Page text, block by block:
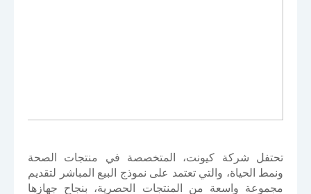
تحتفل شركة كيونت، المتخصصة في منتجات الصحة
ونمط الحياة، والتي تعتمد على نموذج البيع المباشر لتقديم
مجموعة واسعة من المنتجات الحصرية، بنجاح جهازها